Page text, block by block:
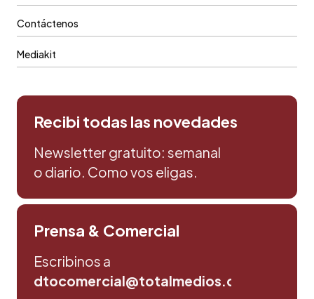
Contáctenos
Mediakit
Recibi todas las novedades
Newsletter gratuito: semanal
o diario. Como vos eligas.
Prensa & Comercial
Escribinos a
dtocomercial@totalmedios.com